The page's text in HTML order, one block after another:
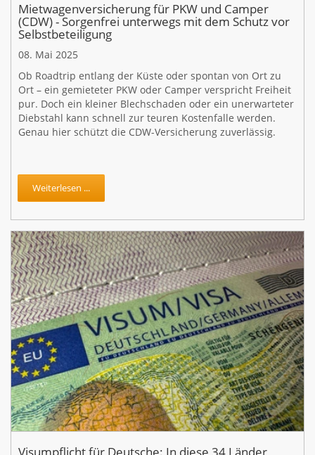
Mietwagenversicherung für PKW und Camper
(CDW) - Sorgenfrei unterwegs mit dem Schutz vor
Selbstbeteiligung
08. Mai 2025
Ob Roadtrip entlang der Küste oder spontan von Ort zu
Ort – ein gemieteter PKW oder Camper verspricht Freiheit
pur. Doch ein kleiner Blechschaden oder ein unerwarteter
Diebstahl kann schnell zur teuren Kostenfalle werden.
Genau hier schützt die CDW-Versicherung zuverlässig.
Weiterlesen ...
Visumpflicht für Deutsche: In diese 34 Länder